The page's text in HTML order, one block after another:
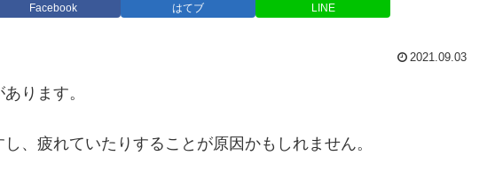
Facebook はてブ LINE
2021.09.03
ります。
、疲れていたりすることが原因かもしれません。